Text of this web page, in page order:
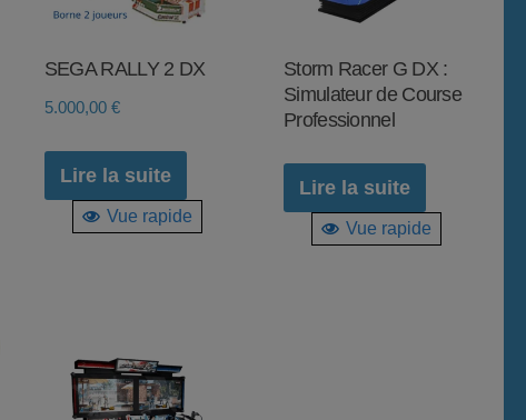
SEGA RALLY 2 DX
5.000,00 €
Lire la suite
Vue rapide
Storm Racer G DX :
Simulateur de Course
Professionnel
Lire la suite
Vue rapide